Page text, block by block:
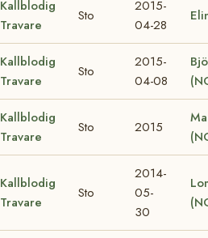
Kallblodig
Travare
Sto
2015-
04-28
Kallblodig
Travare
Sto
2015-
04-08
Kallblodig
Travare
Sto 2015
Kallblodig
Travare
Sto
2014-
05-
30